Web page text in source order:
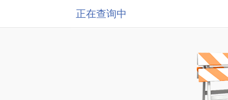
正在查询中